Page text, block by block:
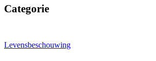
Categorie
Levensbeschouwing